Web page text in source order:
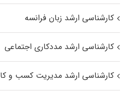
کارشناسی ارشد زبان فرانسه
کارشناسی ارشد مددکاری اجتماعی
کارشناسی ارشد مدیریت کسب و